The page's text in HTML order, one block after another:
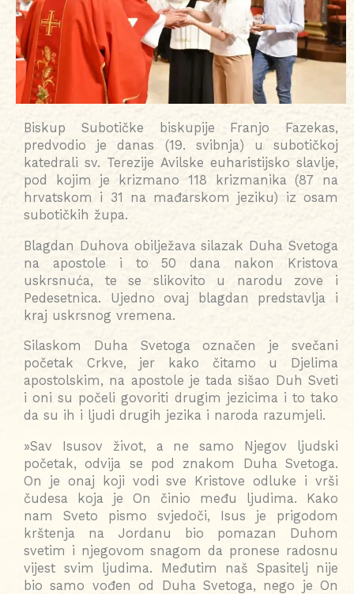
Biskup Subotičke biskupije Franjo Fazekas,
predvodio je danas (19. svibnja) u subotičkoj
katedrali sv. Terezije Avilske euharistijsko slavlje,
pod kojim je krizmano 118 krizmanika (87 na
hrvatskom i 31 na mađarskom jeziku) iz osam
subotičkih župa.
Blagdan Duhova obilježava silazak Duha Svetoga
na apostole i to 50 dana nakon Kristova
uskrsnuća, te se slikovito u narodu zove i
Pedesetnica. Ujedno ovaj blagdan predstavlja i
kraj uskrsnog vremena.
Silaskom Duha Svetoga označen je svečani
početak Crkve, jer kako čitamo u Djelima
apostolskim, na apostole je tada sišao Duh Sveti
i oni su počeli govoriti drugim jezicima i to tako
da su ih i ljudi drugih jezika i naroda razumjeli.
»Sav Isusov život, a ne samo Njegov ljudski
početak, odvija se pod znakom Duha Svetoga.
On je onaj koji vodi sve Kristove odluke i vrši
čudesa koja je On činio među ljudima. Kako
nam Sveto pismo svjedoči, Isus je prigodom
krštenja na Jordanu bio pomazan Duhom
svetim i njegovom snagom da pronese radosnu
vijest svim ljudima. Međutim naš Spasitelj nije
bio samo vođen od Duha Svetoga, nego je On